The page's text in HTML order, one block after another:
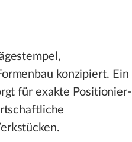
konzipiert. Ein
für exakte Positionier-